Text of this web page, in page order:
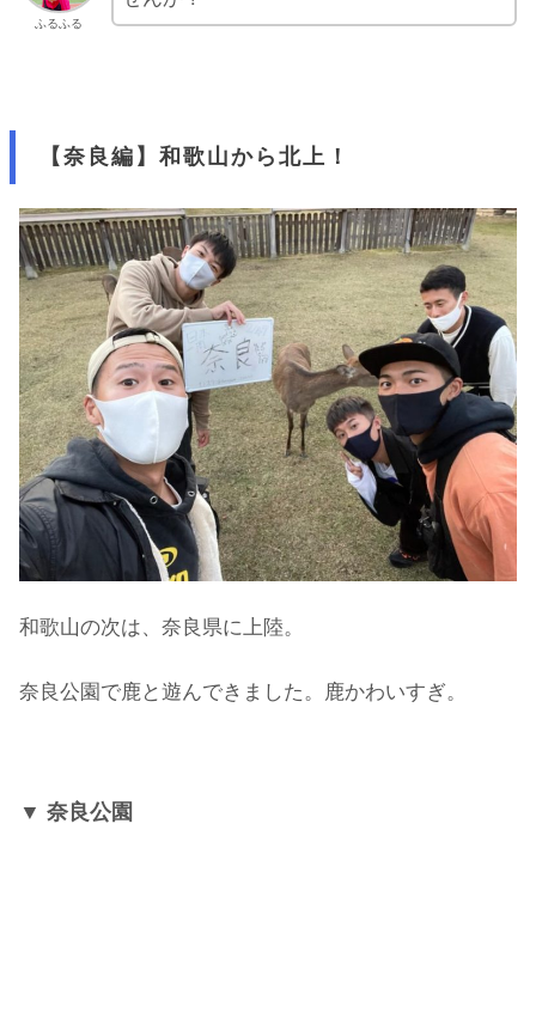
ふるふる
【奈良編】和歌山から北上！
和歌山の次は、奈良県に上陸。
奈良公園で鹿と遊んできました。鹿かわいすぎ。
▼ 奈良公園